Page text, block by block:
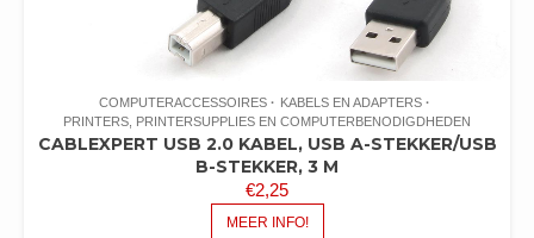
COMPUTERACCESSOIRES
KABELS EN ADAPTERS
PRINTERS, PRINTERSUPPLIES EN COMPUTERBENODIGDHEDEN
CABLEXPERT USB 2.0 KABEL, USB A-STEKKER/USB
B-STEKKER, 3 M
€2,25
MEER INFO!